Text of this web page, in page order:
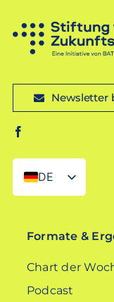
Newsletter
DE
EN
Formate &
Chart der
Podcast